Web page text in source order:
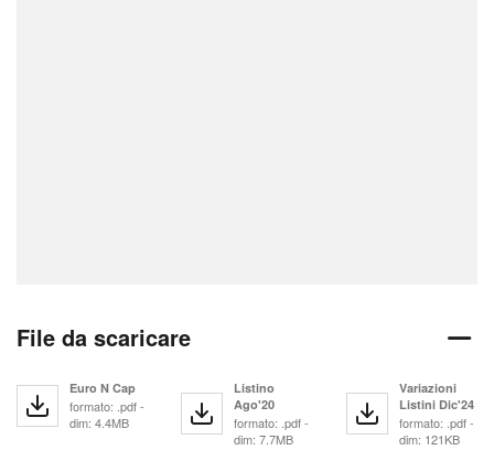
File da scaricare
Euro N Cap
formato: .pdf -
dim: 4.4MB
Listino
Ago'20
formato: .pdf -
dim: 7.7MB
Variazioni
Listini Dic'24
formato: .pdf -
dim: 121KB